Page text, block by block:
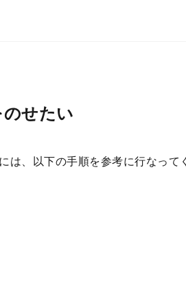
せたい
、以下の手順を参考に行なって